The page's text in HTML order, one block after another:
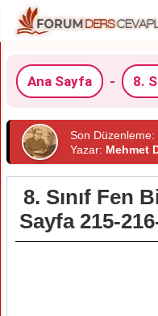
Ana Sayfa - 8.
Son
Yazar: Mehmet
8. Sınıf Fen
Sayfa 215-